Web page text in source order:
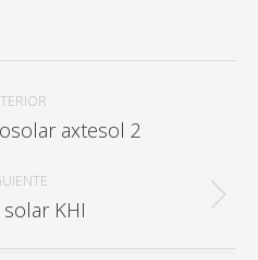
Proyectoaxtesol 2
Proyecto
KHI